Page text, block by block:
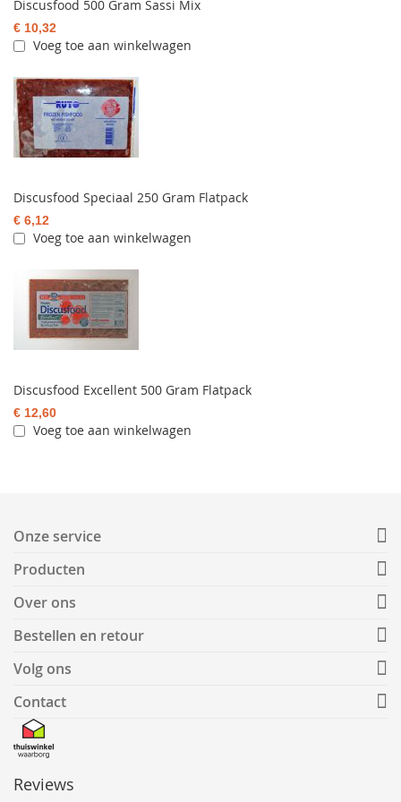
Discusfood 500 Gram Sassi Mix
€ 10,32
Voeg toe aan winkelwagen
Discusfood Speciaal 250 Gram Flatpack
€ 6,12
Voeg toe aan winkelwagen
Discusfood Excellent 500 Gram Flatpack
€ 12,60
Voeg toe aan winkelwagen
Onze service
Producten
Over ons
Bestellen en retour
Volg ons
Contact
Reviews